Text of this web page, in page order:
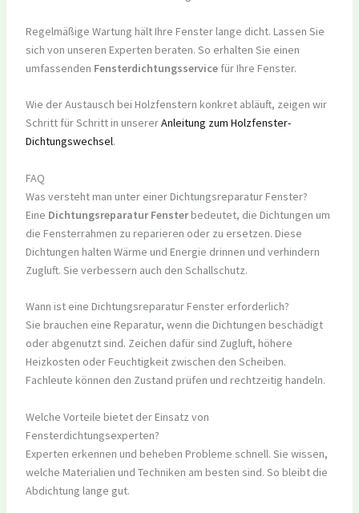
Regelmäßige Wartung hält Ihre Fenster lange dicht. Lassen Sie
sich von unseren Experten beraten. So erhalten Sie einen
umfassenden Fensterdichtungsservicefür Ihre Fenster.
Wie der Austausch bei Holzfenstern konkret abläuft, zeigen wir
Schritt für Schritt in unsererAnleitung zum Holzfenster-
Dichtungswechsel.
FAQ
Was versteht man unter einer Dichtungsreparatur Fenster?
Eine Dichtungsreparatur Fensterbedeutet, die Dichtungen um
die Fensterrahmen zu reparieren oder zu ersetzen. Diese
Dichtungen halten Wärme und Energie drinnen und verhindern
Zugluft. Sie verbessern auch den Schallschutz.
Wann ist eine Dichtungsreparatur Fenster erforderlich?
Sie brauchen eine Reparatur, wenn die Dichtungen beschädigt
oder abgenutzt sind. Zeichen dafür sind Zugluft, höhere
Heizkosten oder Feuchtigkeit zwischen den Scheiben.
Fachleute können den Zustand prüfen und rechtzeitig handeln.
Welche Vorteile bietet der Einsatz von
Fensterdichtungsexperten?
Experten erkennen und beheben Probleme schnell. Sie wissen,
welche Materialien und Techniken am besten sind. So bleibt die
Abdichtung lange gut.